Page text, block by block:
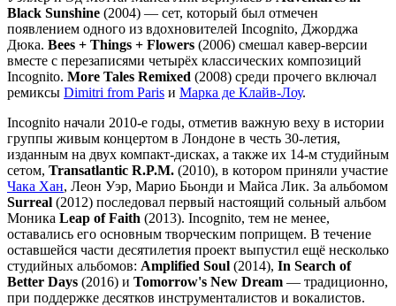
Black Sunshine (2004) — сет, который был отмечен
появлением одного из вдохновителей Incognito, Джорджа
Дюка. Bees + Things + Flowers (2006) смешал кавер-версии
вместе с перезаписями четырёх классических композиций
Incognito. More Tales Remixed (2008) среди прочего включал
ремиксы Dimitri from Paris и Марка де Клайв-Лоу.
Incognito начали 2010-е годы, отметив важную веху в истории
группы живым концертом в Лондоне в честь 30-летия,
изданным на двух компакт-дисках, а также их 14-м студийным
сетом, Transatlantic R.P.M. (2010), в котором приняли участие
Чака Хан, Леон Уэр, Марио Бьонди и Майса Лик. За альбомом
Surreal (2012) последовал первый настоящий сольный альбом
Моника Leap of Faith (2013). Incognito, тем не менее,
оставались его основным творческим поприщем. В течение
оставшейся части десятилетия проект выпустил ещё несколько
студийных альбомов: Amplified Soul (2014), In Search of
Better Days (2016) и Tomorrow's New Dream — традиционно,
при поддержке десятков инструменталистов и вокалистов.